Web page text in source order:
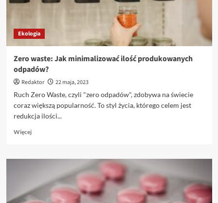
Ekologia
Zero waste: Jak minimalizować ilość produkowanych
odpadów?
Redaktor
22 maja, 2023
Ruch Zero Waste, czyli "zero odpadów", zdobywa na świecie
coraz większą popularność. To styl życia, którego celem jest
redukcja ilości...
WięcejDowiedz
o
Jak
minimalizować